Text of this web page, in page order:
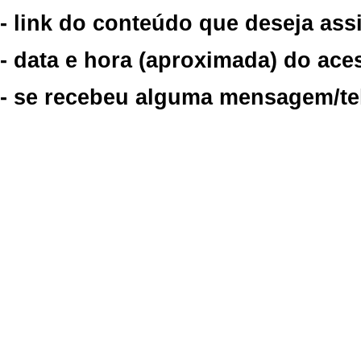
- link do conteúdo que deseja
- data e hora (aproximada) do
- se recebeu alguma mensagem/